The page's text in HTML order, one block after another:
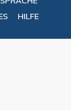
HILFE